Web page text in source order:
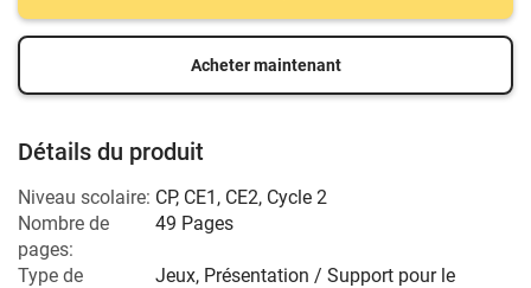
Acheter maintenant
Détails du produit
Niveau scolaire: CP, CE1 , CE2, Cycle 2
Nombre de
pages:
49 Pages
Type de
Jeux, Présentation / Support pour le